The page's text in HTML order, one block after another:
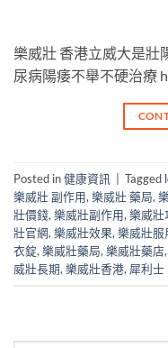
樂威壯 香港立威大是壯
尿病陽痿不舉不硬治療
Posted in健康資訊 Tagged
樂威壯 副作用, 樂威壯 藥局,
壯價錢, 樂威壯副作用, 樂威壯
壯官網, 樂威壯效果, 樂威壯服
衣錠, 樂威壯藥局, 樂威壯藥店,
威壯長期, 樂威壯香港, 犀利士